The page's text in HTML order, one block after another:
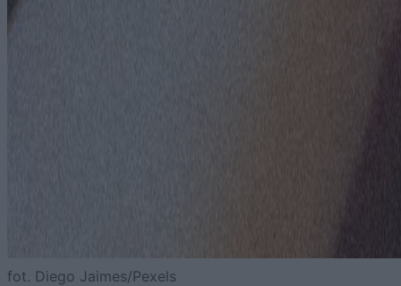
fot. Diego Jaimes/Pexels